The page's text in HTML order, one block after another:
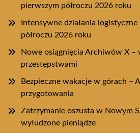
pierwszym półroczu 2026 roku
Intensywne działania
półroczu 2026 roku
Nowe osiągnięcia Archiwów X –
przestępstwami
Bezpieczne wakacje w górach –
przygotowania
Zatrzymanie oszusta w Nowym
wyłudzone pieniądze